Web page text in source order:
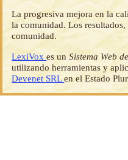
La progresiva mejora en la
la comunidad. Los
comunidad.
LexiVoxes unSistema Web
utilizando herramientas y
Devenet SRLen el Estado